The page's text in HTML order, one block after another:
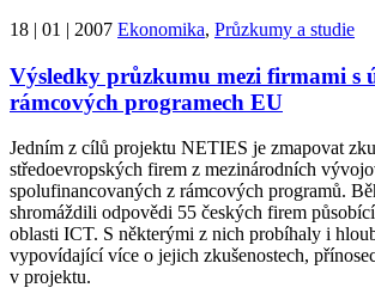
18 | 01 | 2007 Ekonomika, Průzkumy a studie
Výsledky průzkumu mezi firmami s
rámcových programech EU
Jedním z cílů projektu NETIES je zmapovat
středoevropských firem z mezinárodních
spolufinancovaných z rámcových programů.
shromáždili odpovědi 55 českých firem
oblasti ICT. S některými z nich probíhaly i
vypovídající více o jejich zkušenostech,
v projektu.